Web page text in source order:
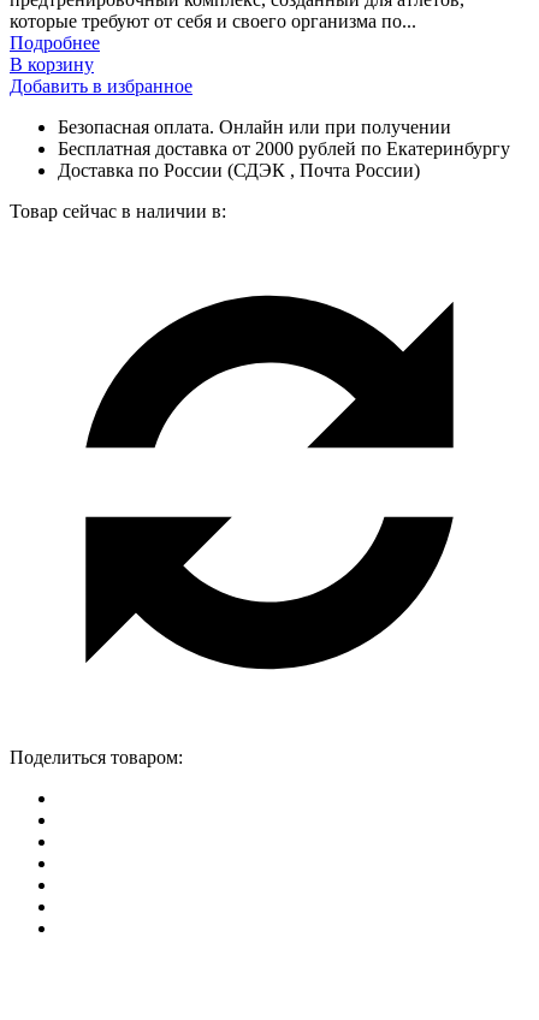
которые требуют от себя и своего организма по...
Подробнее
В корзину
Добавить в избранное
Безопасная оплата. Онлайн или при получении
Бесплатная доставка от 2000 рублей по Екатеринбургу
Доставка по России (СДЭК , Почта России)
Товар сейчас в наличии в:
Поделиться товаром: